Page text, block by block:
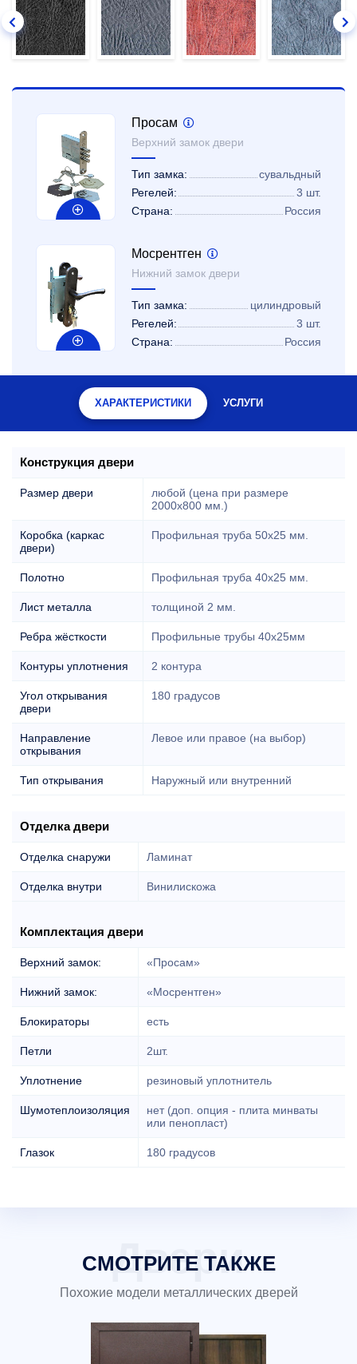
Просам
Верхний замок двери
Тип замка:
сувальдный
Регелей:
3 шт.
Страна:
Россия
Мосрентген
Нижний замок двери
Тип замка:
цилиндровый
Регелей:
3 шт.
Страна:
Россия
ХАРАКТЕРИСТИКИ УСЛУГИ
Конструкция двери
Размер двери
любой (цена при размере
2000x800 мм.)
Коробка (каркас
двери)
Профильная труба 50х25 мм.
Полотно Профильная труба 40х25 мм.
Лист металла толщиной 2 мм.
Ребра жёсткости Профильные трубы 40х25мм
Контуры уплотнения 2 контура
Угол открывания
двери
180 градусов
Направление
открывания
Левое или правое (на выбор)
Тип открывания Наружный или внутренний
Отделка двери
Отделка снаружи Ламинат
Отделка внутри Винилискожа
Комплектация двери
Верхний замок: «Просам»
Нижний замок: «Мосрентген»
Блокираторы есть
Петли 2шт.
Уплотнение резиновый уплотнитель
Шумотеплоизоляция
нет (доп. опция - плита минваты
или пенопласт)
Глазок 180 градусов
СМОТРИТЕ ТАКЖЕ
Похожие модели металлических дверей